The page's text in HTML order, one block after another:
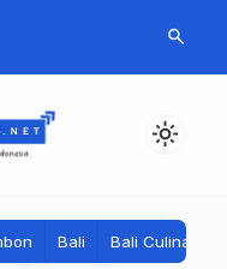
search
light_mode
Bali Bali Culinary